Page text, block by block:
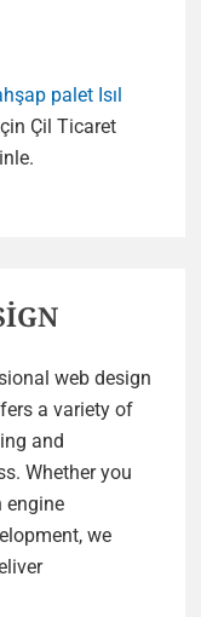
palet Isıl
Çil Ticaret
web design
a variety of
and
Whether you
engine
we